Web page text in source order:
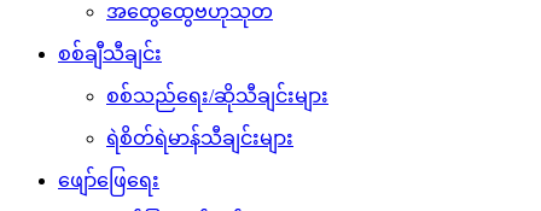
အထွေထွေဗဟုသုတ
စစ်ချီသီချင်း
စစ်သည်ရေး/ဆိုသီချင်းများ
ရဲစိတ်ရဲမာန်သီချင်းများ
ဖျော်ဖြေရေး